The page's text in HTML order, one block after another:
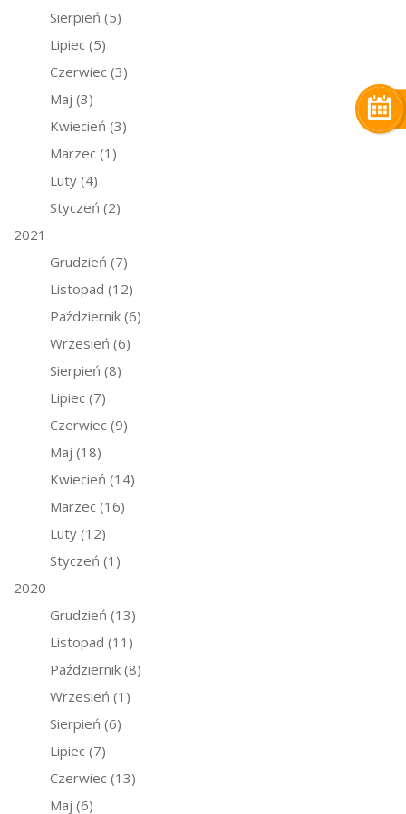
Sierpień (5)
Lipiec (5)
Czerwiec (3)
Maj (3)
Kwiecień (3)
Marzec (1)
Luty (4)
Styczeń (2)
2021
Grudzień (7)
Listopad (12)
Październik (6)
Wrzesień (6)
Sierpień (8)
Lipiec (7)
Czerwiec (9)
Maj (18)
Kwiecień (14)
Marzec (16)
Luty (12)
Styczeń (1)
2020
Grudzień (13)
Listopad (11)
Październik (8)
Wrzesień (1)
Sierpień (6)
Lipiec (7)
Czerwiec (13)
Maj (6)